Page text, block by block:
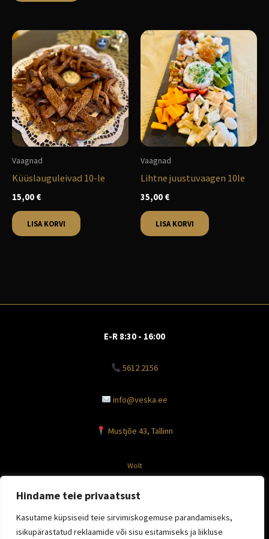
Hindame teie privaatsust
Kasutame küpsiseid teie sirvimiskogemuse parandamiseks,
isikupärastatud reklaamide või sisu esitamiseks ja liikluse
Vaagnad
Küüslauguleivad 10-le
15,00 €
LISA KORVI
Vaagnad
Lihtne juustuvaagen 10le
35,00 €
LISA KORVI
E-R 8:30 - 16:00
5612 2156
info@veska.ee
Mustjõe 43, Tallinn
Wolt
Instagram